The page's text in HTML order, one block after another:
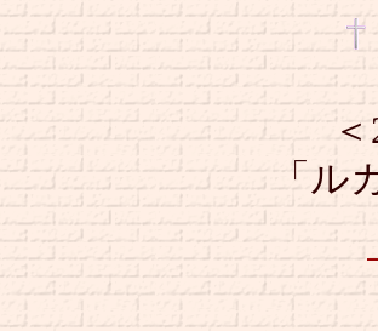
「ル